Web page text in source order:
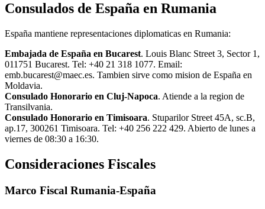
Consulados de España en Rumania
España mantiene representaciones diplomaticas en Rumania:
Embajada de España en Bucarest. Louis Blanc Street 3, Sector 1,
011751 Bucarest. Tel: +40 21 318 1077. Email:
emb.bucarest@maec.es. Tambien sirve como mision de España en
Moldavia.
Consulado Honorario en Cluj-Napoca. Atiende a la region de
Transilvania.
Consulado Honorario en Timisoara. Stuparilor Street 45A, sc.B,
ap.17, 300261 Timisoara. Tel: +40 256 222 429. Abierto de lunes a
viernes de 08:30 a 16:30.
Consideraciones Fiscales
Marco Fiscal Rumania-España